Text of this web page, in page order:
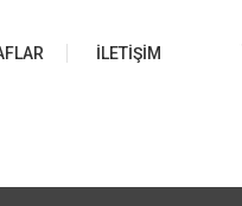
İLETIŞIM